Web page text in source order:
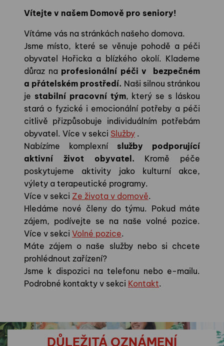
Vítejte v našem Domově pro seniory!
Vítáme vás na stránkách našeho domova.
Jsme místo, které se věnuje pohodě a péči
obyvatel Hořicka a blízkého okolí. Klademe
důraz na profesionální péči v bezpečném
a přátelském prostředí. Naši silnou stránkou
je stabilní pracovní tým, který se s láskou
stará o fyzické i emocionální potřeby a péči
citlivě přizpůsobuje individuálním potřebám
obyvatel. Více v sekci Služby .
Nabízíme komplexní služby podporující
aktivní život obyvatel. Kromě péče
poskytujeme aktivity jako kulturní akce,
výlety a terapeutické programy.
Více v sekci Ze života v domově.
Hledáme nové členy do týmu. Pokud máte
zájem, podívejte se na naše volné pozice.
Více v sekci Volné pozice.
Máte zájem o naše služby nebo si chcete
prohlédnout zařízení?
Jsme k dispozici na telefonu nebo e-mailu.
Podrobné kontakty v sekci Kontakt.
DŮLEŽITÁ OZNÁMENÍ